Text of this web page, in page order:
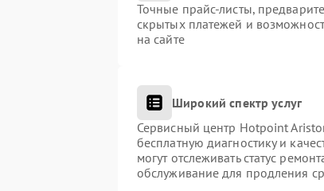
Точные прайс-листы,
скрытых платежей и
на сайте
Широкий спектр услуг
Сервисный центр Hotpoint
бесплатную диагностику и
могут отслеживать статус
обслуживание для продления